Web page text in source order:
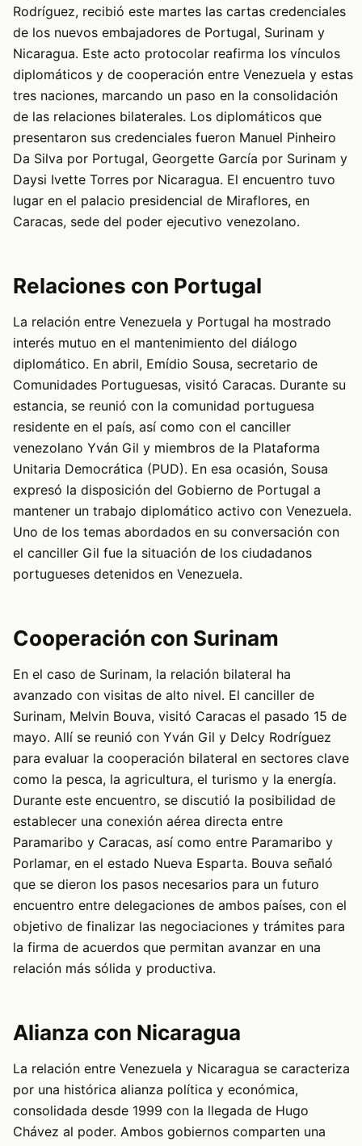
Rodríguez, recibió este martes las cartas credenciales
de los nuevos embajadores de Portugal, Surinam y
Nicaragua. Este acto protocolar reafirma los vínculos
diplomáticos y de cooperación entre Venezuela y estas
tres naciones, marcando un paso en la consolidación
de las relaciones bilaterales. Los diplomáticos que
presentaron sus credenciales fueron Manuel Pinheiro
Da Silva por Portugal, Georgette García por Surinam y
Daysi Ivette Torres por Nicaragua. El encuentro tuvo
lugar en el palacio presidencial de Miraflores, en
Caracas, sede del poder ejecutivo venezolano.
Relaciones con Portugal
La relación entre Venezuela y Portugal ha mostrado
interés mutuo en el mantenimiento del diálogo
diplomático. En abril, Emídio Sousa, secretario de
Comunidades Portuguesas, visitó Caracas. Durante su
estancia, se reunió con la comunidad portuguesa
residente en el país, así como con el canciller
venezolano Yván Gil y miembros de la Plataforma
Unitaria Democrática (PUD). En esa ocasión, Sousa
expresó la disposición del Gobierno de Portugal a
mantener un trabajo diplomático activo con Venezuela.
Uno de los temas abordados en su conversación con
el canciller Gil fue la situación de los ciudadanos
portugueses detenidos en Venezuela.
Cooperación con Surinam
En el caso de Surinam, la relación bilateral ha
avanzado con visitas de alto nivel. El canciller de
Surinam, Melvin Bouva, visitó Caracas el pasado 15 de
mayo. Allí se reunió con Yván Gil y Delcy Rodríguez
para evaluar la cooperación bilateral en sectores clave
como la pesca, la agricultura, el turismo y la energía.
Durante este encuentro, se discutió la posibilidad de
establecer una conexión aérea directa entre
Paramaribo y Caracas, así como entre Paramaribo y
Porlamar, en el estado Nueva Esparta. Bouva señaló
que se dieron los pasos necesarios para un futuro
encuentro entre delegaciones de ambos países, con el
objetivo de finalizar las negociaciones y trámites para
la firma de acuerdos que permitan avanzar en una
relación más sólida y productiva.
Alianza con Nicaragua
La relación entre Venezuela y Nicaragua se caracteriza
por una histórica alianza política y económica,
consolidada desde 1999 con la llegada de Hugo
Chávez al poder. Ambos gobiernos comparten una